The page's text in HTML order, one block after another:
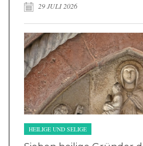
29 JULI 2026
HEILIGE UND SELIGE